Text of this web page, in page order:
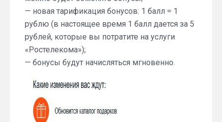
— новая тарификация бонусов: 1 балл = 1
рублю (в настоящее время 1 балл дается за 5
рублей, которые вы потратите на услуги
«Ростелекома»);
— бонусы будут начисляться мгновенно.